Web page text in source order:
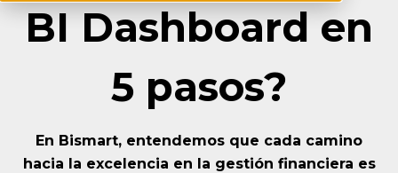
BI Dashboard en
5 pasos?
En Bismart, entendemos que cada camino
hacia la excelencia en la gestión financiera es